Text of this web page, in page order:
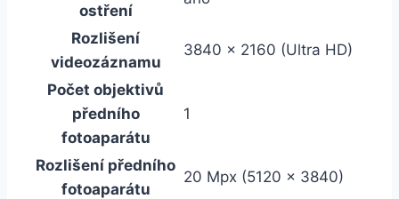
ostření
Rozlišení
videozáznamu
3840 x 2160 (Ultra HD)
Počet objektivů
předního
fotoaparátu
1
Rozlišení předního
fotoaparátu
20 Mpx (5120 x 3840)